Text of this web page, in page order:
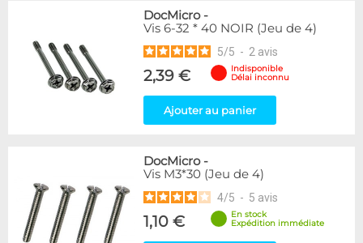
DocMicro-
Vis 6-32 * 40 NOIR (Jeu de 4)
5/5 - 2 avis
2,39 €
Indisponible
Délai inconnu
Ajouter au panier
DocMicro-
Vis M3*30 (Jeu de 4)
4/5 - 5 avis
1,10 €
En stock
Expédition immédiate